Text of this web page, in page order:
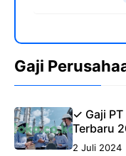
Gaji
✓ Gaji PT
Terbaru
2 Juli 2024